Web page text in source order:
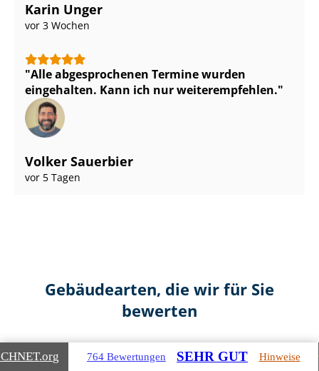
Karin Unger
vor 3 Wochen
Alle abgesprochenen Termine wurden
eingehalten. Kann ich nur weiterempfehlen.
Volker Sauerbier
vor 5 Tagen
Gebäudearten, die wir für Sie
bewerten
.org 764 Bewertungen SEHR GUT Hinweise